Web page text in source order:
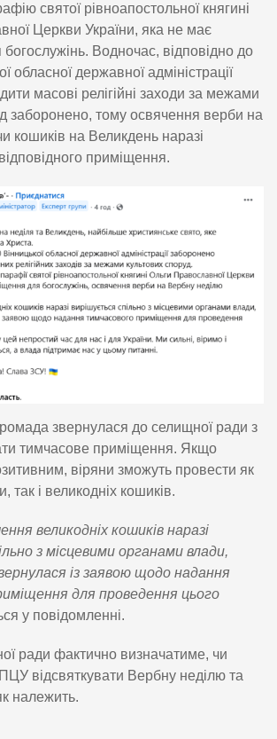
святої рівноапостольної княгині
Церкви України, яка не має
Водночас, відповідно до
обласної державної адміністрації
масові релігійні заходи за межами
заборонено, тому освячення верби на
кошиків на Великдень наразі
приміщення.
звернулася до селищної ради з
тимчасове приміщення. Якщо
віряни зможуть провести як
так і великодніх кошиків.
великодніх кошиків наразі
з місцевими органами влади,
із заявою щодо надання
для проведення цього
у повідомленні.
ради фактично визначатиме, чи
відсвяткувати Вербну неділю та
належить.